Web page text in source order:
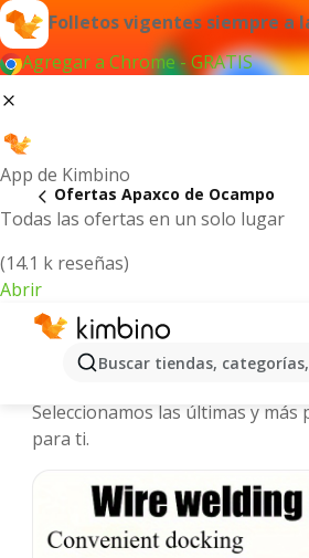
Folletos vigentes siempre a
Agregar a Chrome - GRATIS
App de Kimbino
Todas las ofertas en un solo lugar
(14.1 k reseñas)
Abrir
Buscar tiendas,
Ofertas Apaxco de Ocampo
Apaxco de Ocampo -
Seleccionamos las últimas y
para ti.